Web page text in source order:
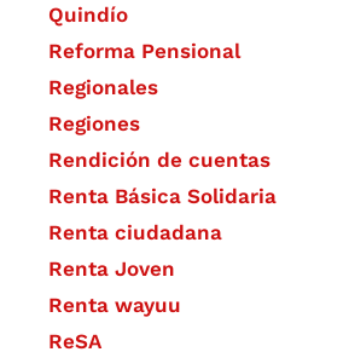
Quindío
Reforma Pensional
Regionales
Regiones
Rendición de cuentas
Renta Básica Solidaria
Renta ciudadana
Renta Joven
Renta wayuu
ReSA